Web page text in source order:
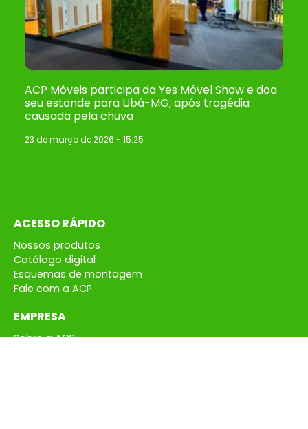
ACP Móveis participa da Yes Móvel Show e doa
seu estande para Ubá-MG, após tragédia
causada pela chuva
23 de março de 2026 15:25
ACESSO RÁPIDO
Nossos produtos
Catálogo digital
Esquemas de montagem
Fale com a ACP
EMPRESA
Sobre a ACP